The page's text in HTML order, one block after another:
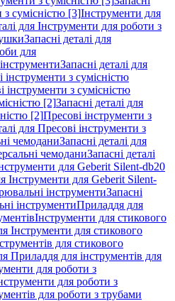
з сумісністю [3]Інструменти для
для Інструменти для роботи з
Запасні деталі для
для
Запасні деталі для
інструменти з сумісністю
інструменти з сумісністю
[2]Запасні деталі для
[2]Пресові інструменти з
для Пресові інструменти з
чемоданиЗапасні деталі для
чемоданиЗапасні деталі
для Geberit Silent-db20
Інструменти для Geberit Silent-
інструментиЗапасні
інструментиПриладдя для
Інструменти для стикового
Інструменти для стикового
для стикового
Приладдя для інструментів для
для роботи з
для роботи з
для роботи з трубами